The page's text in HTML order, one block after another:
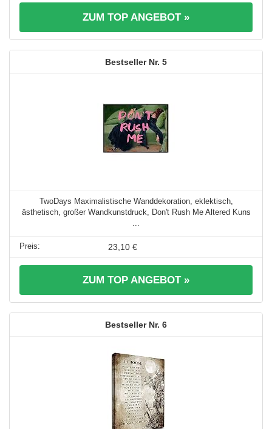
ZUM TOP ANGEBOT »
5
TwoDays Maximalistische Wanddekoration, eklektisch,
ästhetisch, großer Wandkunstdruck, Don't Rush Me Altered Kuns
23,10 €
ZUM TOP ANGEBOT »
6